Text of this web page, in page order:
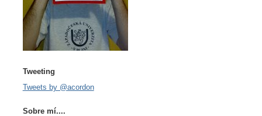
Tweeting
Tweets by @acordon
Sobre mí....